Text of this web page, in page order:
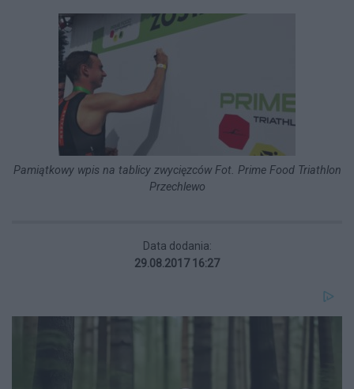
Pamiątkowy wpis na tablicy zwycięzców Fot. Prime Food Triathlon
Przechlewo
Data dodania:
29.08.2017 16:27